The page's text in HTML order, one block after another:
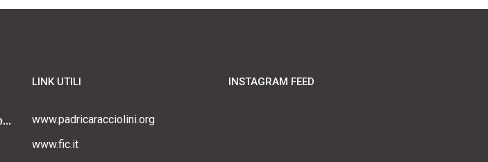
Assopanificatori Abruzzo e Molise insieme per il Cammino
LINK UTILI
www.padricaracciolini.org
www.fic.it
INSTAGRAM FEED